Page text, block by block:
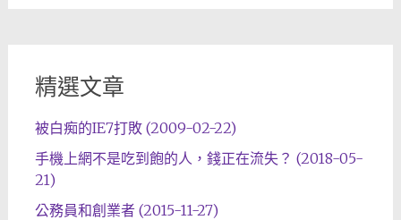
精選文章
被白痴的IE7打敗 (2009-02-22)
手機上網不是吃到飽的人，錢正在流失？ (2018-05-
21)
公務員和創業者 (2015-11-27)